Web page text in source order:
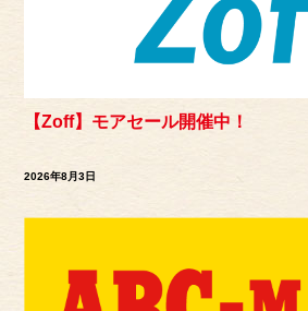
【Zoff】モアセール開催中！
2026年8月3日